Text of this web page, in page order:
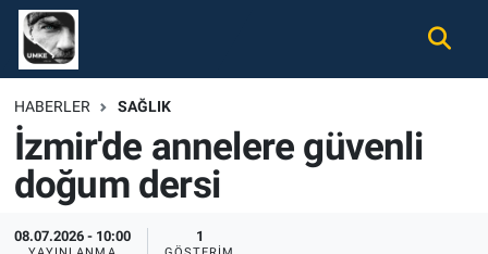
HABERLER SAĞLIK
İzmir'de annelere güvenli
doğum dersi
08.07.2026 - 10:00 1
Gündem
Ekonomi
Spor
Magazin
Nöbetçi Eczaneler
Hava Durumu
Namaz Vakitleri
Trafik Durumu